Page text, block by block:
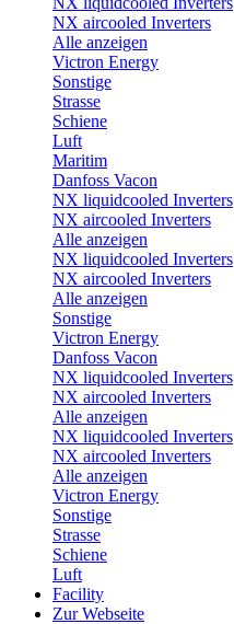
NX aircooled Inverters
Alle anzeigen
Victron Energy
Sonstige
Strasse
Schiene
Luft
Maritim
Danfoss Vacon
NX liquidcooled Inverters
NX aircooled Inverters
Alle anzeigen
NX liquidcooled Inverters
NX aircooled Inverters
Alle anzeigen
Sonstige
Victron Energy
Danfoss Vacon
NX liquidcooled Inverters
NX aircooled Inverters
Alle anzeigen
NX liquidcooled Inverters
NX aircooled Inverters
Alle anzeigen
Victron Energy
Sonstige
Strasse
Schiene
Luft
Facility
Zur Webseite